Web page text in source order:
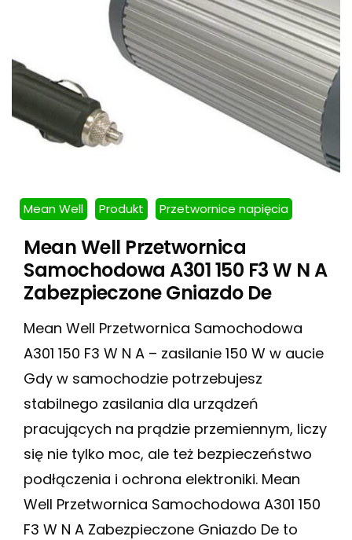
Mean Well Produkt Przetwornice napięcia
Mean Well Przetwornica
Samochodowa A301 150 F3 W N A
Zabezpieczone Gniazdo De
Mean Well Przetwornica Samochodowa
A301 150 F3 W N A – zasilanie 150 W w aucie
Gdy w samochodzie potrzebujesz
stabilnego zasilania dla urządzeń
pracujących na prądzie przemiennym, liczy
się nie tylko moc, ale też bezpieczeństwo
podłączenia i ochrona elektroniki. Mean
Well Przetwornica Samochodowa A301 150
F3 W N A Zabezpieczone Gniazdo De to